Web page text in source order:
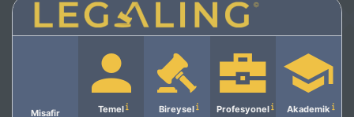
Misafir Temel Bireysel Profesyonel Akademik